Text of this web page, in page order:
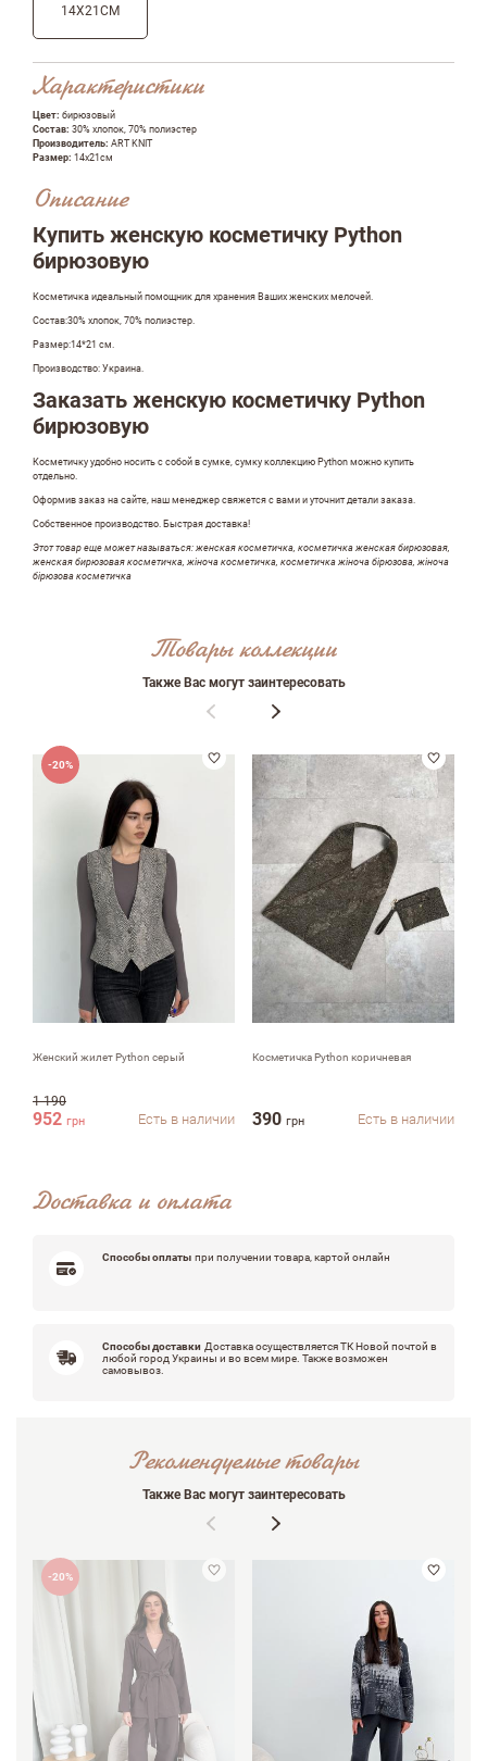
14X21СМ
Характеристики
Цвет: бирюзовый
Состав: 30% хлопок, 70% полиэстер
Производитель: ART KNIT
Размер: 14x21см
Описание
Купить женскую косметичку Python
бирюзовую
Косметичка идеальный помощник для хранения Ваших женских мелочей.
Состав:30% хлопок, 70% полиэстер.
Размер:14*21 см.
Производство: Украина.
Заказать женскую косметичку Python
бирюзовую
Косметичку удобно носить с собой в сумке, сумку коллекцию Python можно купить
отдельно.
Оформив заказ на сайте, наш менеджер свяжется с вами и уточнит детали заказа.
Собственное производство. Быстрая доставка!
Этот товар еще может называться: женская косметичка, косметичка женская бирюзовая,
женская бирюзовая косметичка, жіноча косметичка, косметичка жіноча бірюзова, жіноча
бірюзова косметичка
Товары коллекции
Также Вас могут заинтересовать
-20%
Женский жилет Python серый
1 190
952 грн Есть в наличии
Косметичка Python коричневая
390 грн Есть в наличии
Доставка и оплата
Способы оплаты при получении товара, картой онлайн
Способы доставки Доставка осуществляется ТК Новой почтой в
любой город Украины и во всем мире. Также возможен
самовывоз.
Рекомендуемые товары
Также Вас могут заинтересовать
-20%
email
Комментарий
Достоинства
Оцените, пожалуйста